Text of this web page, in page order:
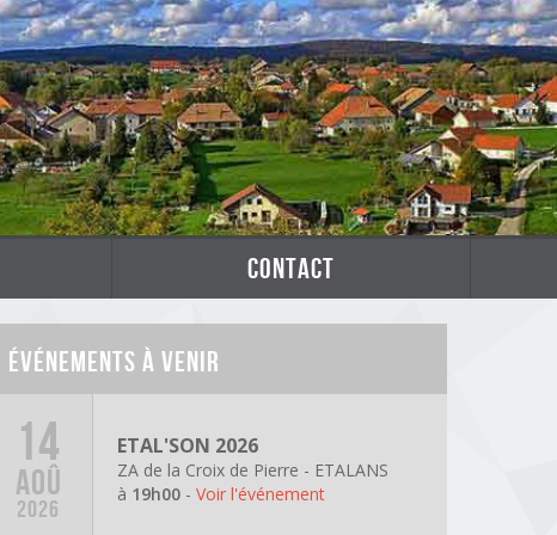
contact
Événements à venir
14
AOÛ
2026
ETAL'SON 2026
ZA de la Croix de Pierre - ETALANS
à 19h00 -Voir l'événement